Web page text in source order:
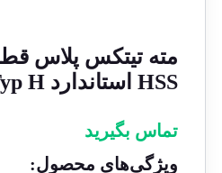
HSS استاندارد DIN ۳۴۰ Typ H
تماس بگیرید
ویژگی‌های محصول: